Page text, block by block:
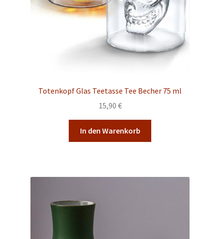
Totenkopf Glas Teetasse Tee Becher 75 ml
15,90 €
In den Warenkorb